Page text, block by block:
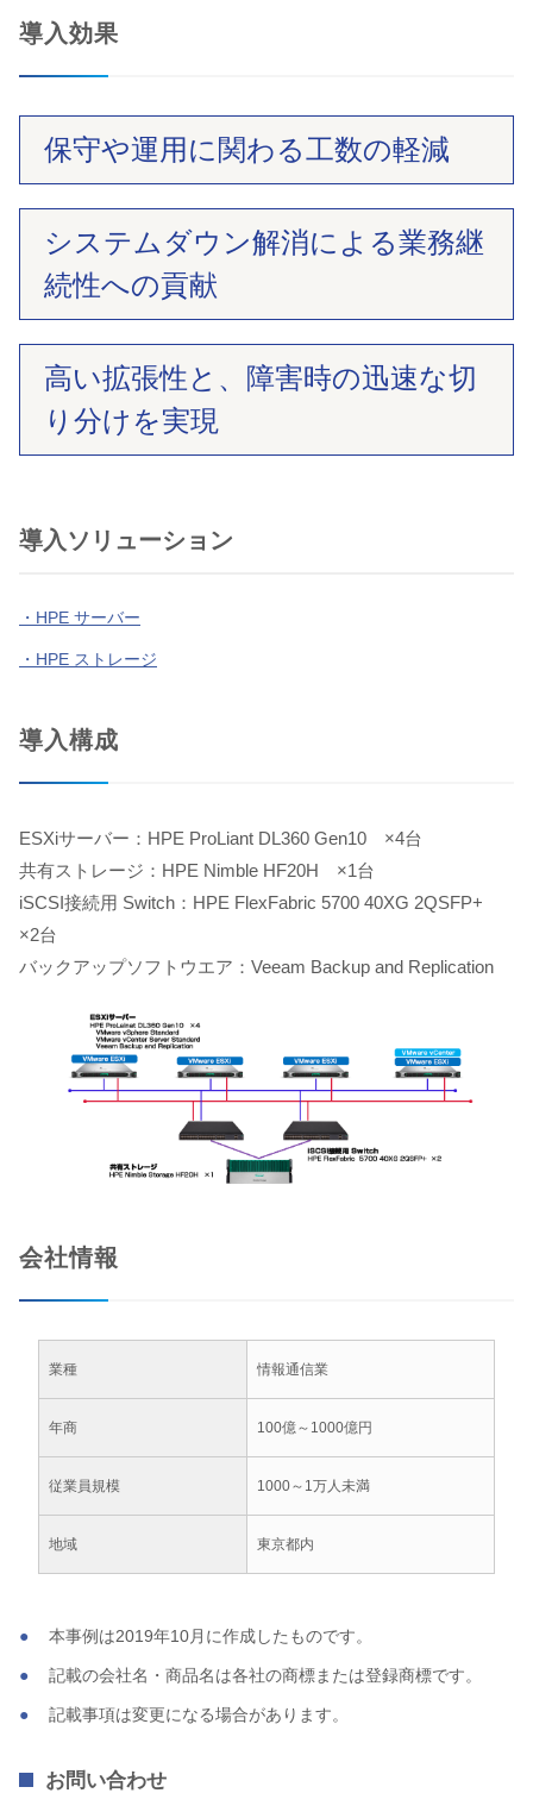
導入効果
保守や運用に関わる工数の軽減
システムダウン解消による業務継
続性への貢献
高い拡張性と、障害時の迅速な切
り分けを実現
導入ソリューション
・HPE サーバー
・HPE ストレージ
導入構成
ESXiサーバー：HPE ProLiant DL360 Gen10 ×4台
共有ストレージ：HPE Nimble HF20H ×1台
iSCSI接続用 Switch：HPE FlexFabric 5700 40XG 2QSFP+
×2台
バックアップソフトウエア：Veeam Backup and Replication
会社情報
業種 情報通信業
年商 100億～1000億円
従業員規模 1000～1万人未満
地域 東京都内
本事例は2019年10月に作成したものです。
記載の会社名・商品名は各社の商標または登録商標です。
記載事項は変更になる場合があります。
お問い合わせ